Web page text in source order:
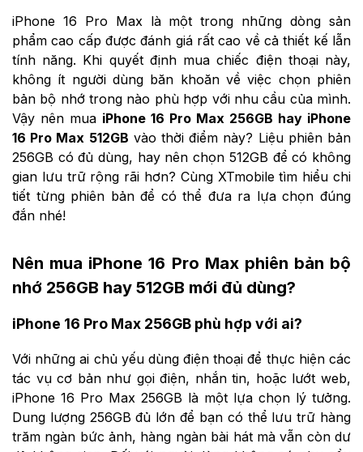
iPhone 16 Pro Max là một trong những dòng sản
phẩm cao cấp được đánh giá rất cao về cả thiết kế lẫn
tính năng. Khi quyết định mua chiếc điện thoại này,
không ít người dùng băn khoăn về việc chọn phiên
bản bộ nhớ trong nào phù hợp với nhu cầu của mình.
Vậy nên mua iPhone 16 Pro Max 256GB hay iPhone
16 Pro Max 512GB vào thời điểm này? Liệu phiên bản
256GB có đủ dùng, hay nên chọn 512GB để có không
gian lưu trữ rộng rãi hơn? Cùng XTmobile tìm hiểu chi
tiết từng phiên bản để có thể đưa ra lựa chọn đúng
đắn nhé!
Nên mua iPhone 16 Pro Max phiên bản bộ
nhớ 256GB hay 512GB mới đủ dùng?
iPhone 16 Pro Max 256GB phù hợp với ai?
Với những ai chủ yếu dùng điện thoại để thực hiện các
tác vụ cơ bản như gọi điện, nhắn tin, hoặc lướt web,
iPhone 16 Pro Max 256GB là một lựa chọn lý tưởng.
Dung lượng 256GB đủ lớn để bạn có thể lưu trữ hàng
trăm ngàn bức ảnh, hàng ngàn bài hát mà vẫn còn dư